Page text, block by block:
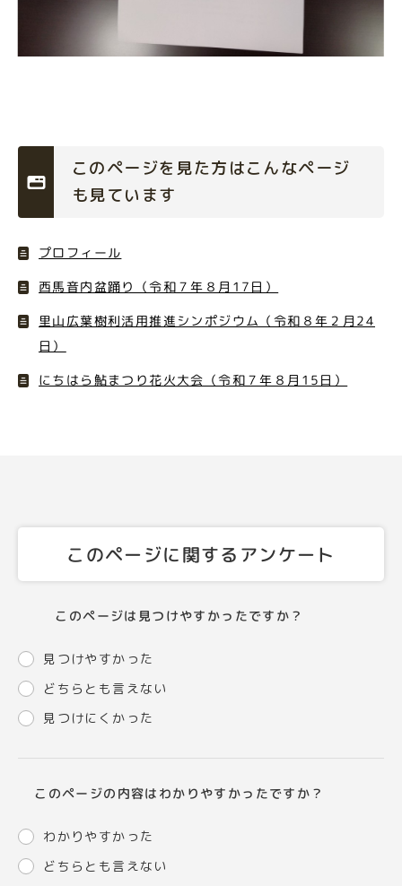
このページを見た方はこんなページ
も見ています
プロフィール
西馬音内盆踊り（令和７年８月17日）
里山広葉樹利活用推進シンポジウム（令和８年２月24
日）
にちはら鮎まつり花火大会（令和７年８月15日）
このページに関するアンケート
このページは見つけやすかったですか？
見つけやすかった
どちらとも言えない
見つけにくかった
このページの内容はわかりやすかったですか？
わかりやすかった
どちらとも言えない